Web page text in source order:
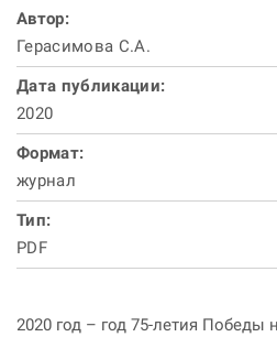
Автор:
Герасимова С.А.
Дата публикации:
2020
Формат:
журнал
Тип:
PDF
2020 год – год 75-летия